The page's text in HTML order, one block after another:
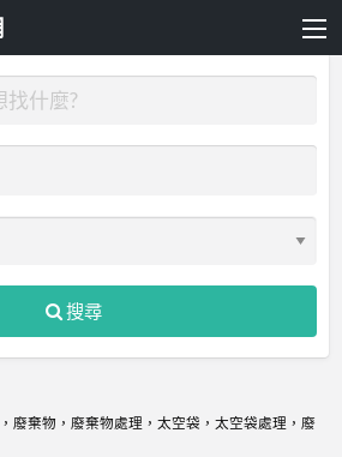
搜尋
廢棄物，廢棄物處理，太空袋，太空袋處理，廢